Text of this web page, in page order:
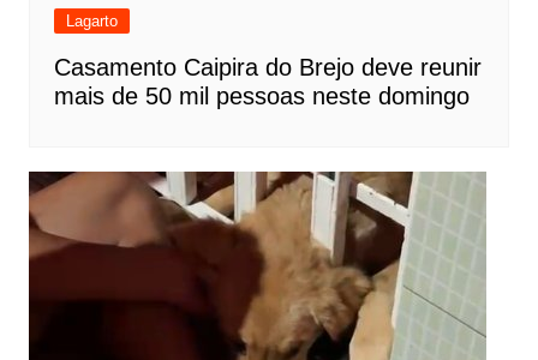
Lagarto
Casamento Caipira do Brejo deve reunir
mais de 50 mil pessoas neste domingo